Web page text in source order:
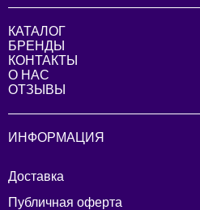
КАТАЛОГ
БРЕНДЫ
КОНТАКТЫ
О НАС
ОТЗЫВЫ
ИНФОРМАЦИЯ
Доставка
Публичная оферта